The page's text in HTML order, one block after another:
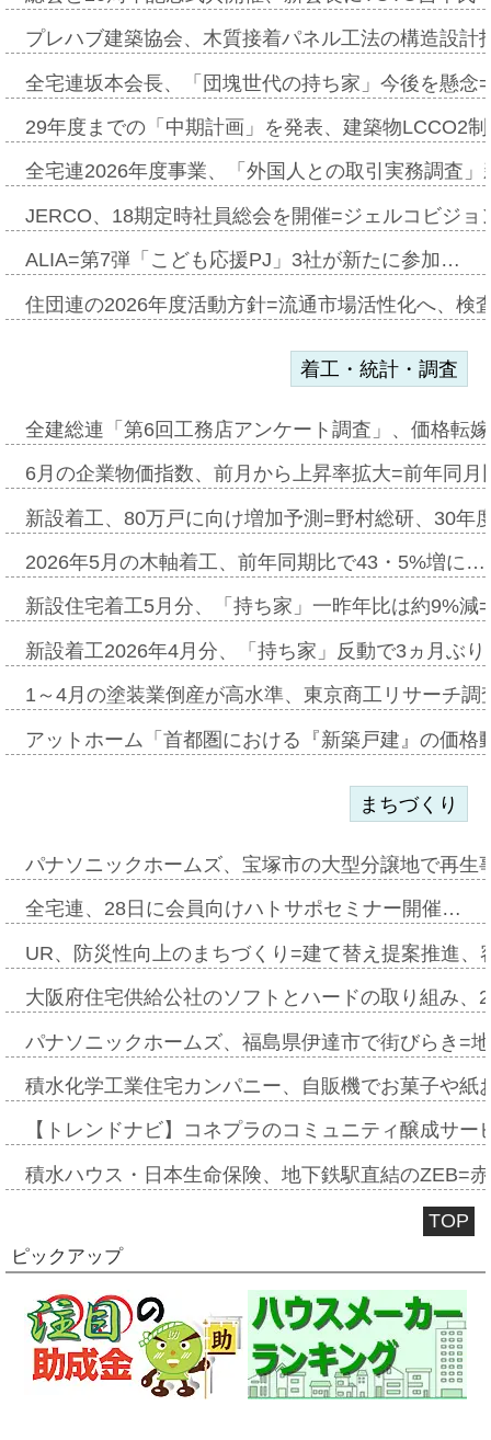
プレハブ建築協会、木質接着パネル工法の構造設
全宅連坂本会長、「団塊世代の持ち家」今後を懸
29年度までの「中期計画」を発表、建築物LCCO2
全宅連2026年度事業、「外国人との取引実務調査
JERCO、18期定時社員総会を開催=ジェルコビジ
ALIA=第7弾「こども応援PJ」3社が新たに参加…
住団連の2026年度活動方針=流通市場活性化へ、検
着工・統計・調査
全建総連「第6回工務店アンケート調査」、価格転
6月の企業物価指数、前月から上昇率拡大=前年同
新設着工、80万戸に向け増加予測=野村総研、30年
2026年5月の木軸着工、前年同期比で43・5%増に…
新設住宅着工5月分、「持ち家」一昨年比は約9%
新設着工2026年4月分、「持ち家」反動で3ヵ月ぶ
1～4月の塗装業倒産が高水準、東京商工リサーチ
アットホーム「首都圏における『新築戸建』の価
まちづくり
パナソニックホームズ、宝塚市の大型分譲地で再
全宅連、28日に会員向けハトサポセミナー開催…
UR、防災性向上のまちづくり=建て替え提案推進
大阪府住宅供給公社のソフトとハードの取り組み
パナソニックホームズ、福島県伊達市で街びらき=
積水化学工業住宅カンパニー、自販機でお菓子や
【トレンドナビ】コネプラのコミュニティ醸成サ
積水ハウス・日本生命保険、地下鉄駅直結のZEB=
TOP
ピックアップ